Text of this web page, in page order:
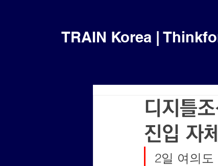
TRAIN Korea |
디지틀
진입 자
2일 여의도